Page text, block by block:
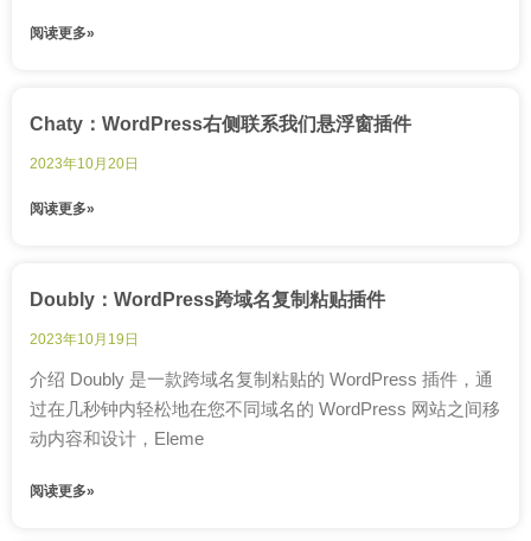
阅读更多»
Chaty：WordPress右侧联系我们悬浮窗插件
2023年10月20日
阅读更多»
Doubly：WordPress跨域名复制粘贴插件
2023年10月19日
介绍 Doubly 是一款跨域名复制粘贴的 WordPress 插件，通
过在几秒钟内轻松地在您不同域名的 WordPress 网站之间移
动内容和设计，Eleme
阅读更多»